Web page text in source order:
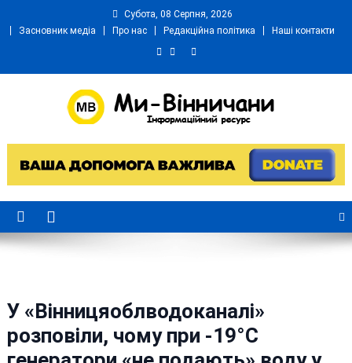
Субота, 08 Серпня, 2026
Засновник медіа
Про нас Редакційна політика Наші контакти
Ми Вінничани
У «Вінницяоблводоканалі»
розповіли, чому при -19°C